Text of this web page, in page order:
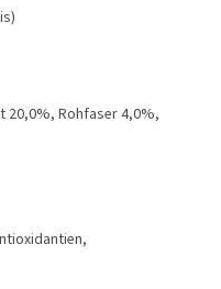
20,0%, Rohfaser 4,0%,